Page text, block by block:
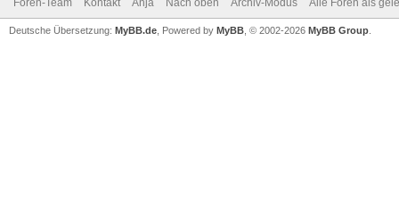
Foren-Team Kontakt Anja Nach oben Archiv-Modus Alle Foren als
Deutsche Übersetzung: MyBB.de , Powered by MyBB , © 2002-2026 MyBB Group